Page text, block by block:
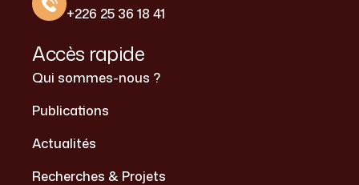
+226 25 36 18 41
Accès rapide
Qui sommes-nous ?
Publications
Actualités
Recherches & Projets